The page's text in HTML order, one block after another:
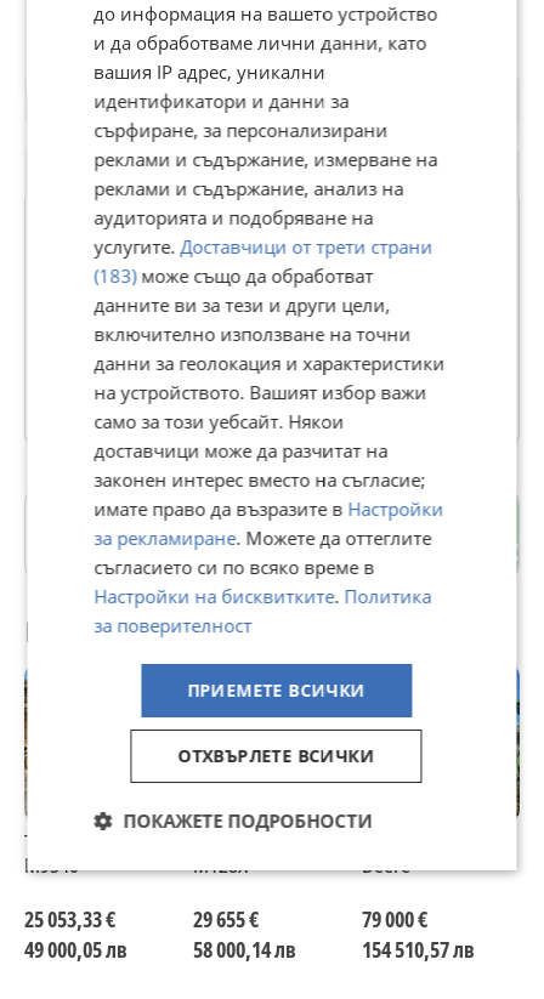
Потребител
Тракторпартц ЕООД
В Bazar.BG от 04 февруари 2014г.
Последно активен 04 август в 01:12 ч.
32 Обяви
гр. Дулово
Силистра
Препоръчани за теб
Трактор Kubota
М9540
25 053,33 €
49 000,05 лв
M128X
29 655 €
58 000,14 лв
Deere
79 000 €
154 510,57 лв
до информация на вашето устройство
и да обработваме лични данни, като
вашия IP адрес, уникални
идентификатори и данни за
сърфиране, за персонализирани
реклами и съдържание, измерване на
реклами и съдържание, анализ на
аудиторията и подобряване на
услугите.Доставчици от трети страни
(183)може също да обработват
данните ви за тези и други цели,
включително използване на точни
данни за геолокация и характеристики
на устройството. Вашият избор важи
само за този уебсайт. Някои
доставчици може да разчитат на
законен интерес вместо на съгласие;
имате право да възразите в Настройки
за рекламиране. Можете да оттеглите
съгласието си по всяко време в
Настройки на бисквитките. Политика
за поверителност
ПРИЕМЕТЕ ВСИЧКИ
ОТХВЪРЛЕТЕ ВСИЧКИ
ПОКАЖЕТЕ ПОДРОБНОСТИ